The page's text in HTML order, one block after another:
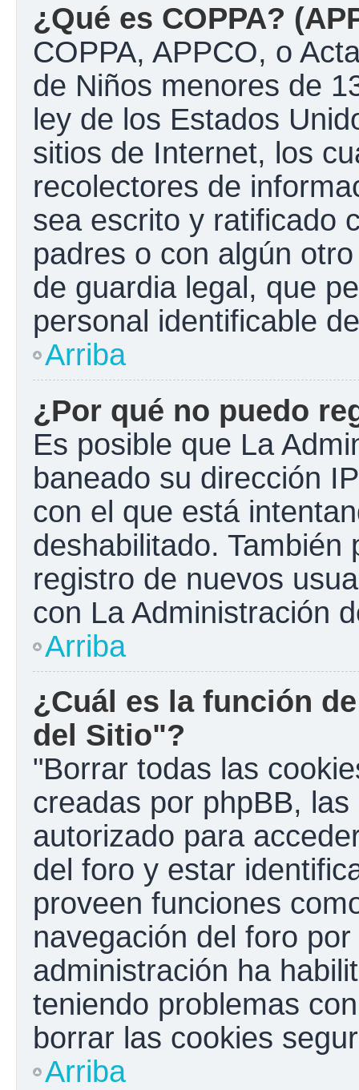
¿Qué es COPPA?
COPPA, APPCO, o
de Niños menores de
ley de los Estados
sitios de Internet, los
recolectores de
sea escrito y ratificado
padres o con algún
de guardia legal, que
personal identificable
Arriba
¿Por qué no puedo
Es posible que La
baneado su dirección
con el que está
deshabilitado.
registro de nuevos
con La Administración
Arriba
¿Cuál es la función
del Sitio"?
"Borrar todas las
creadas por phpBB,
autorizado para
del foro y estar
proveen funciones
navegación del foro
administración ha
teniendo problemas
borrar las cookies
Arriba